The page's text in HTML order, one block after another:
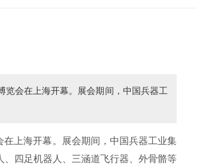
会在上海开幕。展会期间，中国兵器工
上海开幕。展会期间，中国兵器工业集
四足机器人、三涵道飞行器、外骨骼等